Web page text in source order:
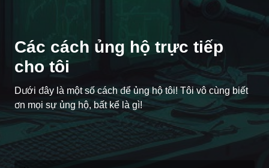
Các cách ủng hộ trực tiếp
cho tôi
Dưới đây là một số cách để ủng hộ tôi! Tôi vô cùng biết
ơn mọi sự ủng hộ, bất kể là gì!
Đăng ký kênh trên YouTube
Đăng ký kênh trên Twitch
Mua cà phê
Theo dõi trên Twitter